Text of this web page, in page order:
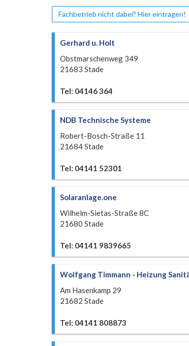
Fachbetrieb nicht dabei? Hier eintragen!
Gerhard u. Holt
Obstmarschenweg 349
21683 Stade
Tel: 04146 364
NDB Technische Systeme
Robert-Bosch-Straße 11
21684 Stade
Tel: 04141 52301
Solaranlage.one
Wilhelm-Sietas-Straße 8C
21680 Stade
Tel: 04141 9839665
Wolfgang Timmann - Heizung
Am Hasenkamp 29
21682 Stade
Tel: 04141 808873